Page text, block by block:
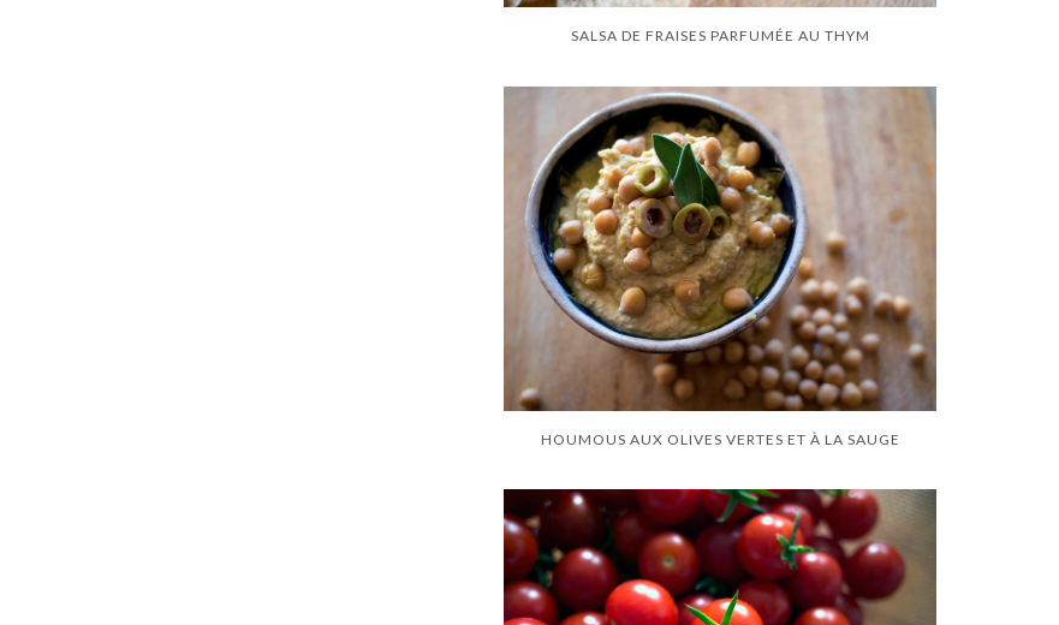
SALSA DE FRAISES PARFUMÉE AU THYM
HOUMOUS AUX OLIVES VERTES ET À LA SAUGE